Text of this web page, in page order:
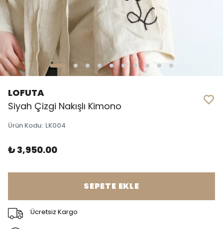
LOFUTA
Siyah Çizgi Nakışlı Kimono
Ürün Kodu: LK004
₺ 3,950.00
SEPETE EKLE
Ücretsiz Kargo